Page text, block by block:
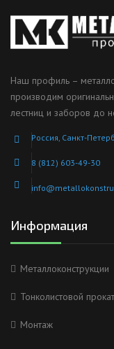
Наш профиль –
производим
лестниц и заборов до
Россия, Санкт-
8 (812) 603-49-30
Информация
Металлоконструкции
Тонколистовой прокат
Монтаж